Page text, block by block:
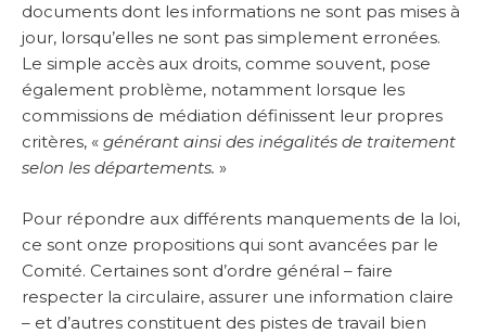
documents dont les informations ne sont pas mises à
jour, lorsqu’elles ne sont pas simplement erronées.
Le simple accès aux droits, comme souvent, pose
également problème, notamment lorsque les
commissions de médiation définissent leur propres
critères, « générant ainsi des inégalités de traitement
selon les départements. »
Pour répondre aux différents manquements de la loi,
ce sont onze propositions qui sont avancées par le
Comité. Certaines sont d’ordre général – faire
respecter la circulaire, assurer une information claire
– et d’autres constituent des pistes de travail bien